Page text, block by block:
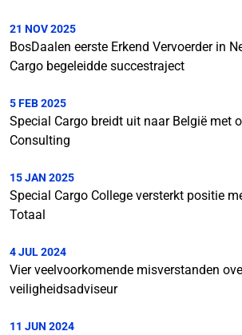
21 NOV 2025
BosDaalen eerste Erkend Vervoerder in
Cargo begeleidde succestraject
5 FEB 2025
Special Cargo breidt uit naar België met
Consulting
15 JAN 2025
Special Cargo College versterkt positie
Totaal
4 JUL 2024
Vier veelvoorkomende misverstanden
veiligheidsadviseur
11 JUN 2024